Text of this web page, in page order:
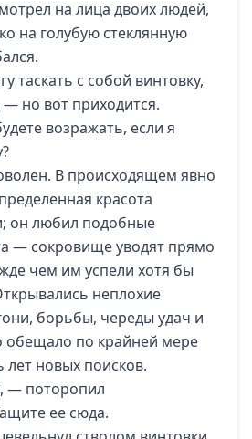
на лица двоих людей,
на голубую стеклянную
таскать с собой винтовку,
но вот приходится.
возражать, если я
В происходящем явно
красота
он любил подобные
— сокровище уводят прямо
чем им успели хотя бы
неплохие
борьбы, череды удач и
обещало по крайней мере
новых поисков.
— поторопил
ее сюда.